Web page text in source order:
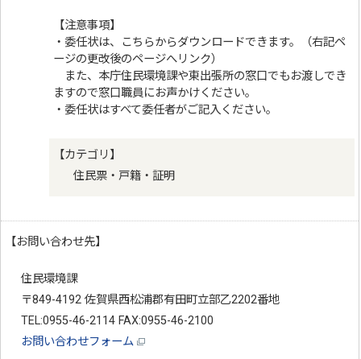
【注意事項】
・委任状は、こちらからダウンロードできます。（右記ペ
ージの更改後のページへリンク）
また、本庁住民環境課や東出張所の窓口でもお渡しでき
ますので窓口職員にお声かけください。
・委任状はすべて委任者がご記入ください。
【カテゴリ】
住民票・戸籍・証明
【お問い合わせ先】
住民環境課
〒849-4192 佐賀県西松浦郡有田町立部乙2202番地
TEL:0955-46-2114 FAX:0955-46-2100
お問い合わせフォーム